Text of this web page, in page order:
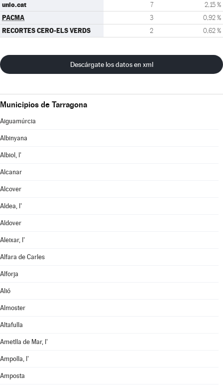
unio.cat 7 2,15 %
PACMA 3 0,92 %
RECORTES CERO-ELS VERDS 2 0,62 %
Descárgate los datos en xml
Municipios de Tarragona
Aiguamúrcia
Albinyana
Albiol, l'
Alcanar
Alcover
Aldea, l'
Aldover
Aleixar, l'
Alfara de Carles
Alforja
Alió
Almoster
Altafulla
Ametlla de Mar, l'
Ampolla, l'
Amposta